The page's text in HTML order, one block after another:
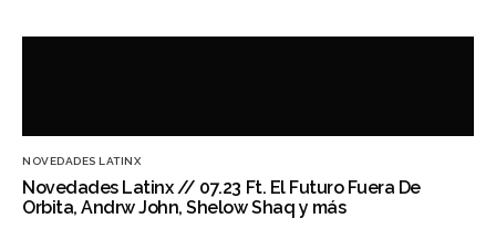
NOVEDADES LATINX
Novedades Latinx // 07.23 Ft. El Futuro Fuera De
Orbita, Andrw John, Shelow Shaq y más